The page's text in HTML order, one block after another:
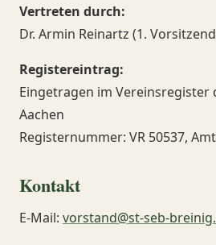
Vertreten durch:
Dr. Armin Reinartz (1.
Registereintrag:
Eingetragen im Vereinsregister
Aachen
Registernummer: VR 50537,
Kontakt
E-Mail: vorstand@st-seb-